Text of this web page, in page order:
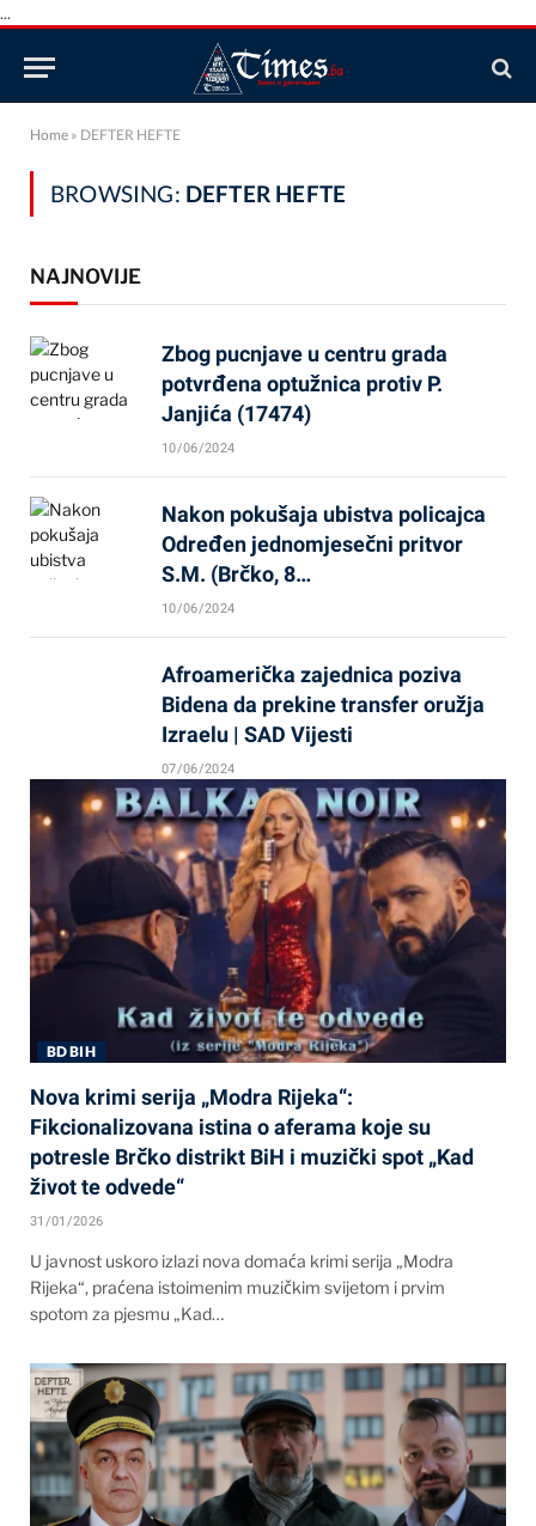
...
Home » DEFTER HEFTE
BROWSING: DEFTER HEFTE
NAJNOVIJE
Zbog pucnjave u centru grada
potvrđena optužnica protiv P.
Janjića (17474)
10/06/2024
Nakon pokušaja ubistva policajca
Određen jednomjesečni pritvor
S.M. (Brčko, 8…
10/06/2024
Afroamerička zajednica poziva
Bidena da prekine transfer oružja
Izraelu | SAD Vijesti
07/06/2024
BD BIH
Nova krimi serija „Modra Rijeka“:
Fikcionalizovana istina o aferama koje su
potresle Brčko distrikt BiH i muzički spot „Kad
život te odvede“
31/01/2026
U javnost uskoro izlazi nova domaća krimi serija „Modra
Rijeka“, praćena istoimenim muzičkim svijetom i prvim
spotom za pjesmu „Kad…